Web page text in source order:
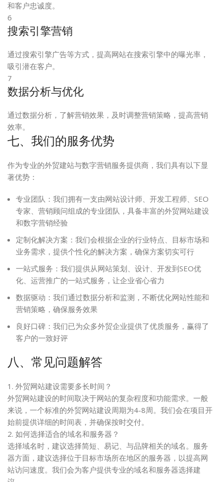
和客户忠诚度。
6
搜索引擎营销
通过搜索引擎广告等方式，提高网站在搜索引擎中的曝光率，
吸引潜在客户。
7
数据分析与优化
通过数据分析，了解营销效果，及时调整营销策略，提高营销
效率。
七、我们的服务优势
作为专业的外贸建站与数字营销服务提供商，我们具有以下显
著优势：
专业团队：我们拥有一支由网站设计师、开发工程师、SEO
专家、营销顾问组成的专业团队，具备丰富的外贸网站建设
和数字营销经验
定制化解决方案：我们会根据企业的行业特点、目标市场和
业务需求，提供个性化的解决方案，确保方案切实可行
一站式服务：我们提供从网站策划、设计、开发到SEO优
化、运营推广的一站式服务，让企业省心省力
数据驱动：我们通过数据分析和监测，不断优化网站性能和
营销策略，确保服务效果
良好口碑：我们已为众多外贸企业提供了优质服务，赢得了
客户的一致好评
八、常见问题解答
1. 外贸网站建设需要多长时间？
外贸网站建设的时间取决于网站的复杂程度和功能需求。一般
来说，一个标准的外贸网站建设周期为4-8周。我们会在项目开
始前提供详细的时间表，并确保按时交付。
2. 如何选择适合的域名和服务器？
选择域名时，建议选择简短、易记、与品牌相关的域名。服务
器方面，建议选择位于目标市场所在地区的服务器，以提高网
站访问速度。我们会为客户提供专业的域名和服务器选择建